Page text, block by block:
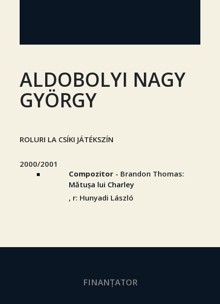
ALDOBOLYI NAGY
GYÖRGY
ROLURI LA CSÍKI JÁTÉKSZÍN
2000/2001
Compozitor - Brandon Thomas:
Mătușa lui Charley
, r: Hunyadi László
FINANȚATOR